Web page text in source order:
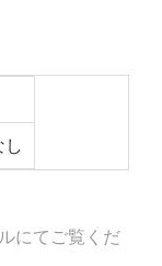
し
にてご覧くだ